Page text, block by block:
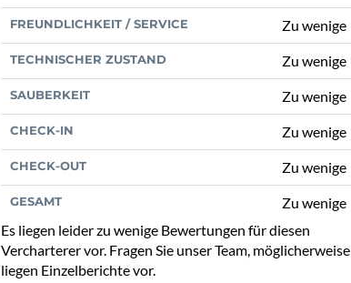
FREUNDLICHKEIT / SERVICE Zu wenige
TECHNISCHER ZUSTAND Zu wenige
SAUBERKEIT Zu wenige
CHECK-IN Zu wenige
CHECK-OUT Zu wenige
GESAMT
Zu wenige
Es liegen leider zu wenige Bewertungen für diesen
Vercharterer vor. Fragen Sie unser Team, möglicherweise
liegen Einzelberichte vor.